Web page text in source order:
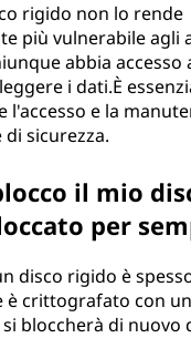
rigido non lo rende
più vulnerabile agli
abbia accesso
i dati.È
l'accesso e la
sicurezza.
il mio
per
disco rigido è
è crittografato con
bloccherà di nuovo